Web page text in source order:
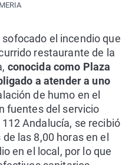
el incendio que
restaurante de la
conocida como Plaza
a atender a uno
de humo en el
fuentes del servicio
Andalucía, se recibió
las 8,00 horas en el
en el local, por lo que